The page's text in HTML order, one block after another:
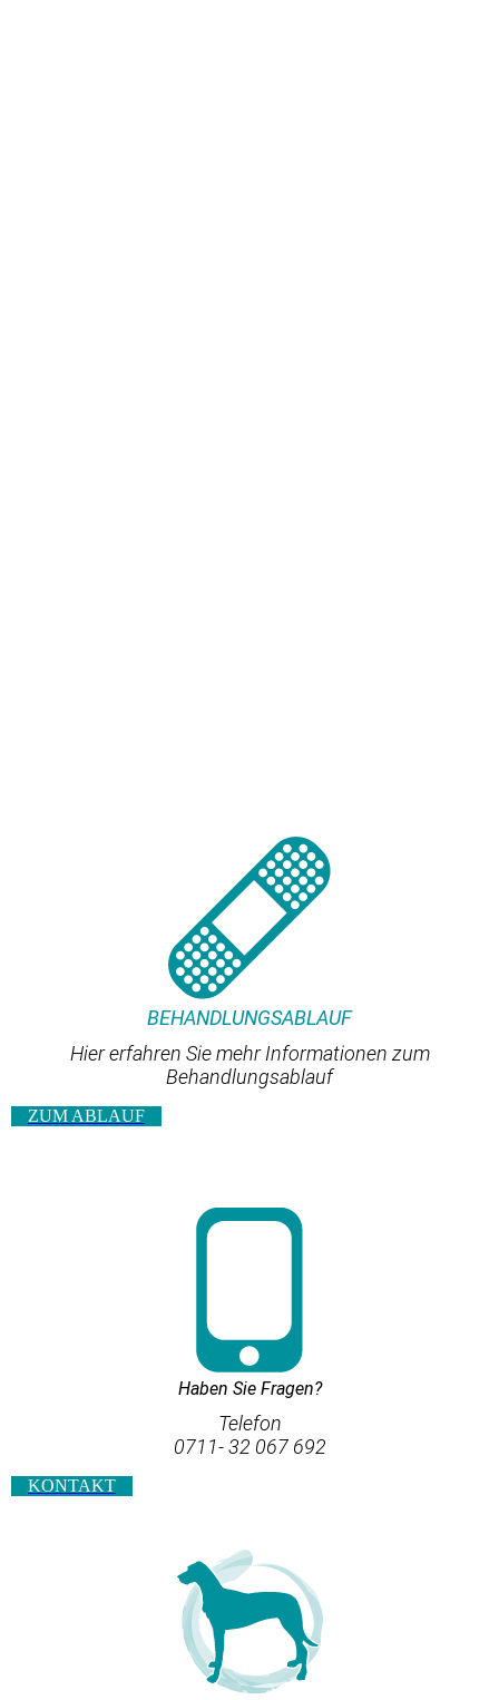
BEHANDLUNGSABLAUF
Hier erfahren Sie mehr Informationen zum
Behandlungsablauf
ZUM ABLAUF
Haben Sie Fragen?
Telefon
0711- 32 067 692
KONTAKT